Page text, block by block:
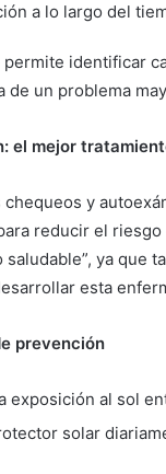
a lo largo del
permite identificar
de un problema
el mejor
chequeos y
reducir el
saludable”, ya que
esta
prevención
exposición al sol
solar